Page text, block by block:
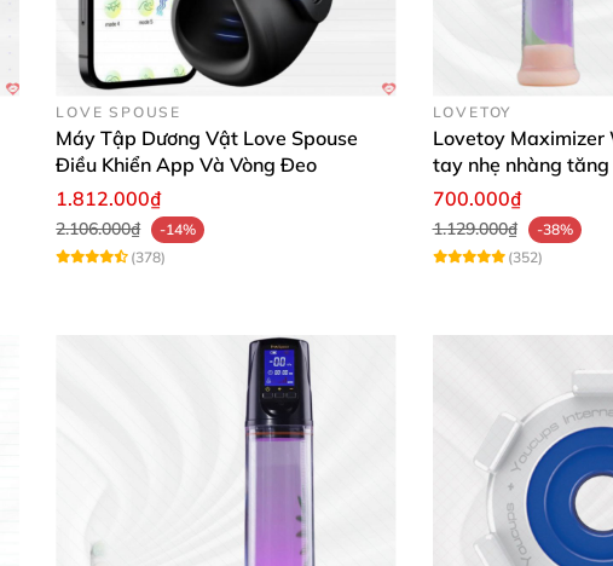
LOVE SPOUSE
Máy Tập Dương Vật Love Spouse
Điều Khiển App Và Vòng Đeo
1.812.000₫
2.106.000₫
-14%
(378)
LOVETOY
Lovetoy Maximizer
tay nhẹ nhàng
700.000₫
1.129.000₫
-38%
(352)